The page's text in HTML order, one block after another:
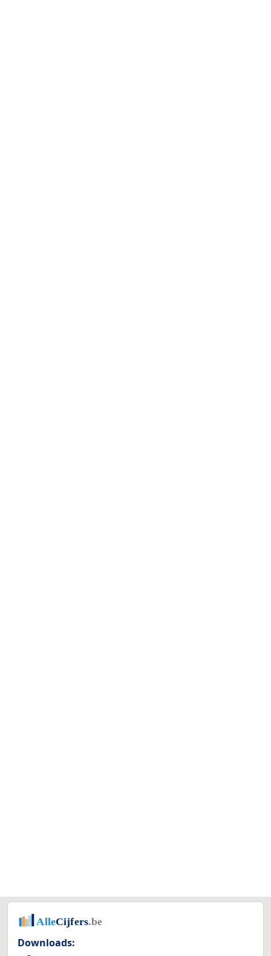
Downloads: